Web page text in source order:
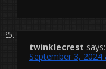
twinklecrest says:
September 3, 2024